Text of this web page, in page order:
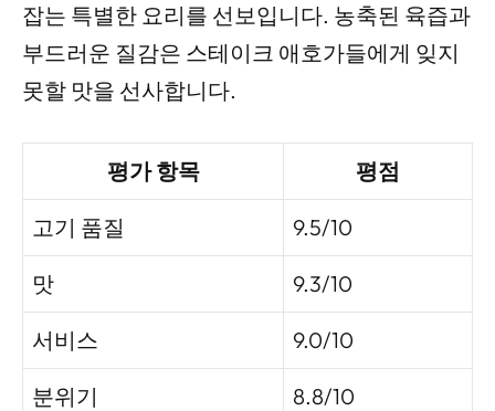
잡는 특별한 요리를 선보입니다. 농축된 육즙과
부드러운 질감은 스테이크 애호가들에게 잊지
못할 맛을 선사합니다.
평가 항목 평점
고기 품질 9.5/10
맛 9.3/10
서비스 9.0/10
분위기 8.8/10